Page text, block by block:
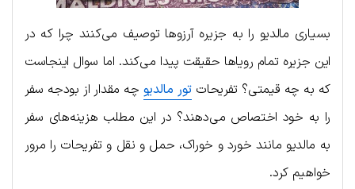
بسیاری مالدیو را به جزیره آرزوها توصیف می‌کنند چرا که در
این جزیره تمام رویاها حقیقت پیدا می‌کند. اما سوال اینجاست
که به چه قیمتی؟ تفریحات تور مالدیو چه مقدار از بودجه سفر
را به خود اختصاص می‌دهند؟ در این مطلب هزینه‌های سفر
به مالدیو مانند خورد و خوراک، حمل و نقل و تفریحات را مرور
خواهیم کرد.